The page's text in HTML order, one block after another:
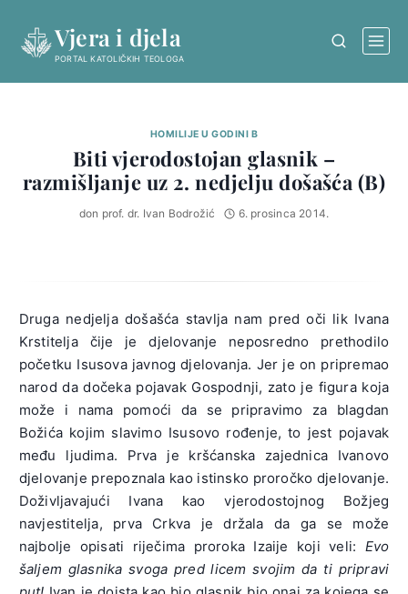
content
Vjera i djela
PORTAL KATOLIČKIH TEOLOGA
HOMILIJE U GODINI B
Biti vjerodostojan glasnik –
razmišljanje uz 2. nedjelju došašća (B)
don prof. dr. Ivan Bodrožić 6. prosinca 2014.
Druga nedjelja došašća stavlja nam pred oči lik Ivana
Krstitelja čije je djelovanje neposredno prethodilo
početku Isusova javnog djelovanja. Jer je on pripremao
narod da dočeka pojavak Gospodnji, zato je figura koja
može i nama pomoći da se pripravimo za blagdan
Božića kojim slavimo Isusovo rođenje, to jest pojavak
među ljudima. Prva je kršćanska zajednica Ivanovo
djelovanje prepoznala kao istinsko proročko djelovanje.
Doživljavajući Ivana kao vjerodostojnog Božjeg
navjestitelja, prva Crkva je držala da ga se može
najbolje opisati riječima proroka Izaije koji veli: Evo
šaljem glasnika svoga pred licem svojim da ti pripravi